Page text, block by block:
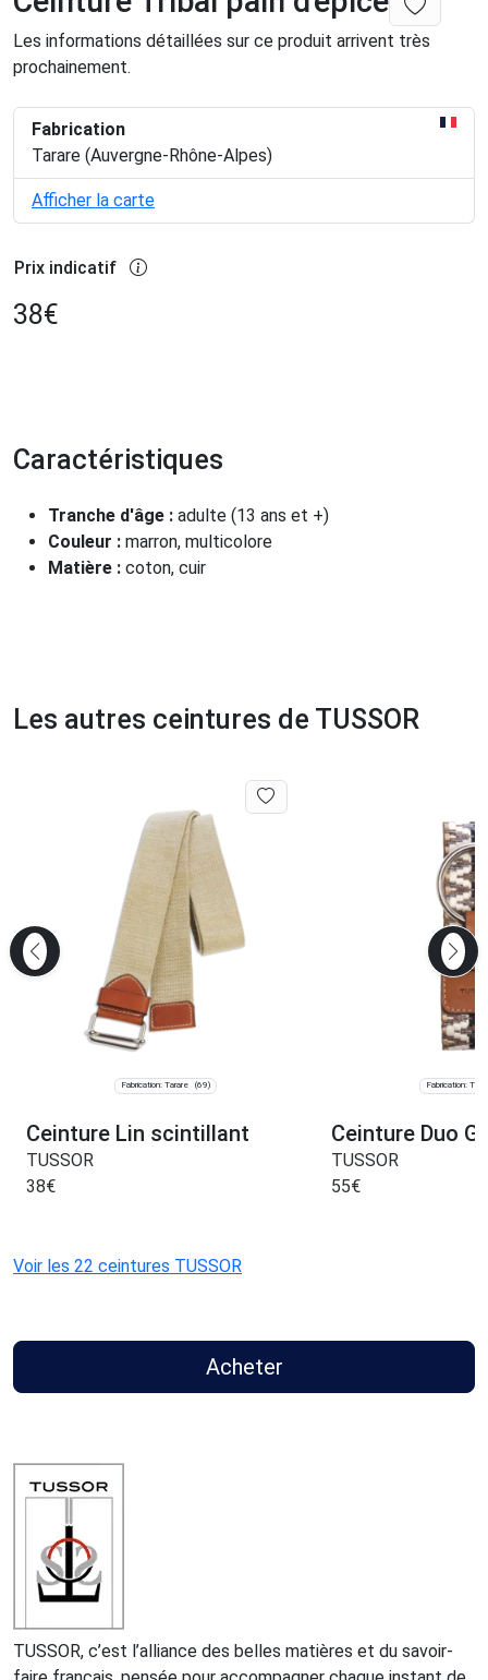
Les informations détaillées sur ce produit arrivent très
prochainement.
Fabrication
Tarare (Auvergne-Rhône-Alpes)
Afficher la carte
Prix indicatif
38€
Caractéristiques
Tranche d'âge : adulte (13 ans et +)
Couleur : marron, multicolore
Matière : coton, cuir
Les autres ceintures de TUSSOR
Fabrication: Tarare (69)
Ceinture Lin scintillant
TUSSOR
38€
Fabrication:
Ceinture Duo
TUSSOR
55€
Voir les 22 ceintures TUSSOR
Acheter
TUSSOR, c’est l’alliance des belles matières et du savoir-